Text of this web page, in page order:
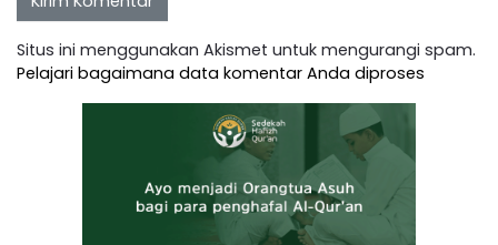
Situs ini menggunakan Akismet untuk mengurangi spam.
Pelajari bagaimana data komentar Anda diproses